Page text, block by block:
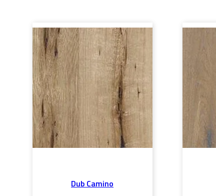
Dub Camino